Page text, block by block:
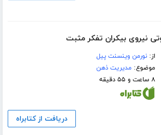
نیروی بیکران تفکر مثبت
از:نورمن وینسنت پیل
موضوع: مدیریت ذهن
۸ ساعت و ۵۵ دقیقه
دریافت از کتابراه